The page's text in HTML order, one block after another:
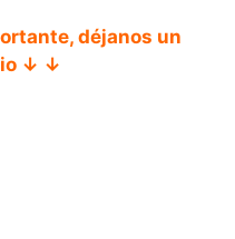
déjanos un
↓ ↓